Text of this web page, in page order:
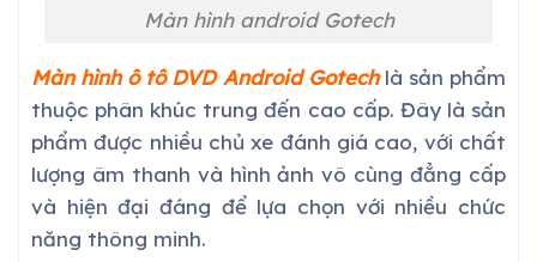
Màn hình android Gotech
Màn hình ô tô DVD Android Gotechlà sản phẩm
thuộc phân khúc trung đến cao cấp. Đây là sản
phẩm được nhiều chủ xe đánh giá cao, với chất
lượng âm thanh và hình ảnh vô cùng đẳng cấp
và hiện đại đáng để lựa chọn với nhiều chức
năng thông minh.